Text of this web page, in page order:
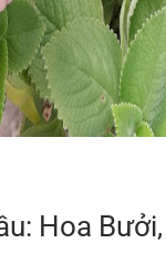
Hoa